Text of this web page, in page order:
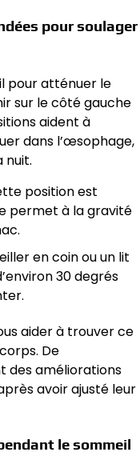
pour soulager
pour atténuer le
sur le côté gauche
aident à
dans l’œsophage,
nuit.
position est
permet à la gravité
en coin ou un lit
30 degrés
aider à trouver ce
De
des améliorations
avoir ajusté leur
le sommeil